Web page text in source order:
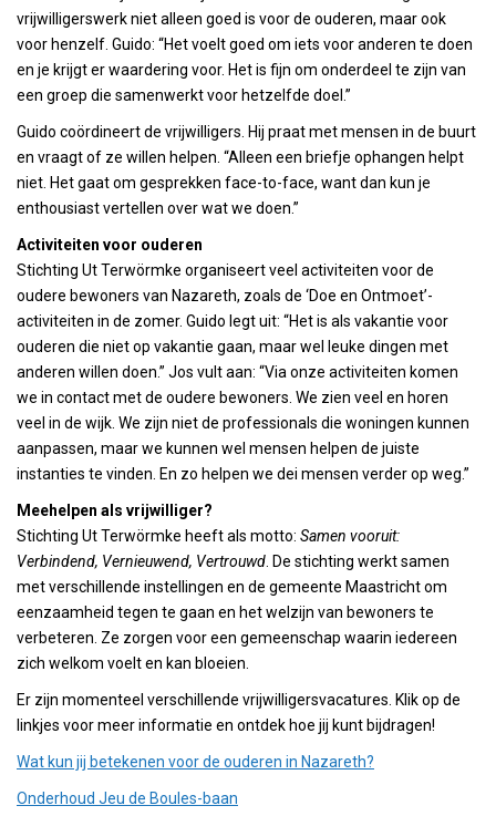
vrijwilligerswerk niet alleen goed is voor de ouderen, maar ook
voor henzelf. Guido: “Het voelt goed om iets voor anderen te doen
en je krijgt er waardering voor. Het is fijn om onderdeel te zijn van
een groep die samenwerkt voor hetzelfde doel.”
Guido coördineert de vrijwilligers. Hij praat met mensen in de buurt
en vraagt of ze willen helpen. “Alleen een briefje ophangen helpt
niet. Het gaat om gesprekken face-to-face, want dan kun je
enthousiast vertellen over wat we doen.”
Activiteiten voor ouderen
Stichting Ut Terwörmke organiseert veel activiteiten voor de
oudere bewoners van Nazareth, zoals de ‘Doe en Ontmoet’-
activiteiten in de zomer. Guido legt uit: “Het is als vakantie voor
ouderen die niet op vakantie gaan, maar wel leuke dingen met
anderen willen doen.” Jos vult aan: “Via onze activiteiten komen
we in contact met de oudere bewoners. We zien veel en horen
veel in de wijk. We zijn niet de professionals die woningen kunnen
aanpassen, maar we kunnen wel mensen helpen de juiste
instanties te vinden. En zo helpen we dei mensen verder op weg.”
Meehelpen als vrijwilliger?
Stichting Ut Terwörmke heeft als motto: Samen vooruit:
Verbindend, Vernieuwend, Vertrouwd . De stichting werkt samen
met verschillende instellingen en de gemeente Maastricht om
eenzaamheid tegen te gaan en het welzijn van bewoners te
verbeteren. Ze zorgen voor een gemeenschap waarin iedereen
zich welkom voelt en kan bloeien.
Er zijn momenteel verschillende vrijwilligersvacatures. Klik op de
linkjes voor meer informatie en ontdek hoe jij kunt bijdragen!
Wat kun jij betekenen voor de ouderen in Nazareth?
Onderhoud Jeu de Boules-baan